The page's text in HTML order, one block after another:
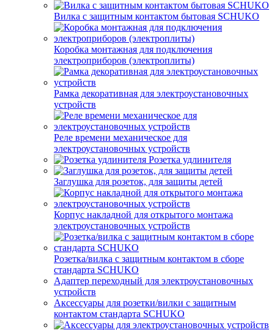
Вилка с защитным контактом бытовая SCHUKO
Коробка монтажная для подключения
электроприборов (электроплиты)
Рамка декоративная для электроустановочных
устройств
Реле времени механическое для
электроустановочных устройств
Розетка удлинителя
Заглушка для розеток, для защиты детей
Корпус накладной для открытого монтажа
электроустановочных устройств
Розетка/вилка с защитным контактом в сборе
стандарта SCHUKO
Адаптер переходный для электроустановочных
устройств
Аксессуары для розетки/вилки с защитным
контактом стандарта SCHUKO